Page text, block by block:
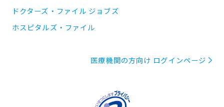
ドクターズ・ファイル ジョブズ
ホスピタルズ・ファイル
医療機関の方向け ログインページ